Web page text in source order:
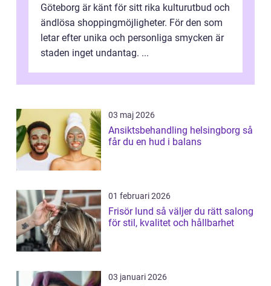
Göteborg är känt för sitt rika kulturutbud och
ändlösa shoppingmöjligheter. För den som
letar efter unika och personliga smycken är
staden inget undantag. ...
03 maj 2026
Ansiktsbehandling helsingborg så
får du en hud i balans
01 februari 2026
Frisör lund så väljer du rätt salong
för stil, kvalitet och hållbarhet
03 januari 2026